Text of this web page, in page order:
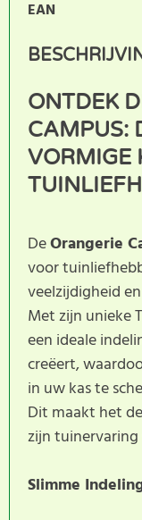
EAN
ONTDEK
CAMPUS:
VORMIGE
DeOrangerie
voor
veelzijdigheid
Met zijn unieke
een ideale
creëert,
in uw kas te
Dit maakt het
zijn
Slimme